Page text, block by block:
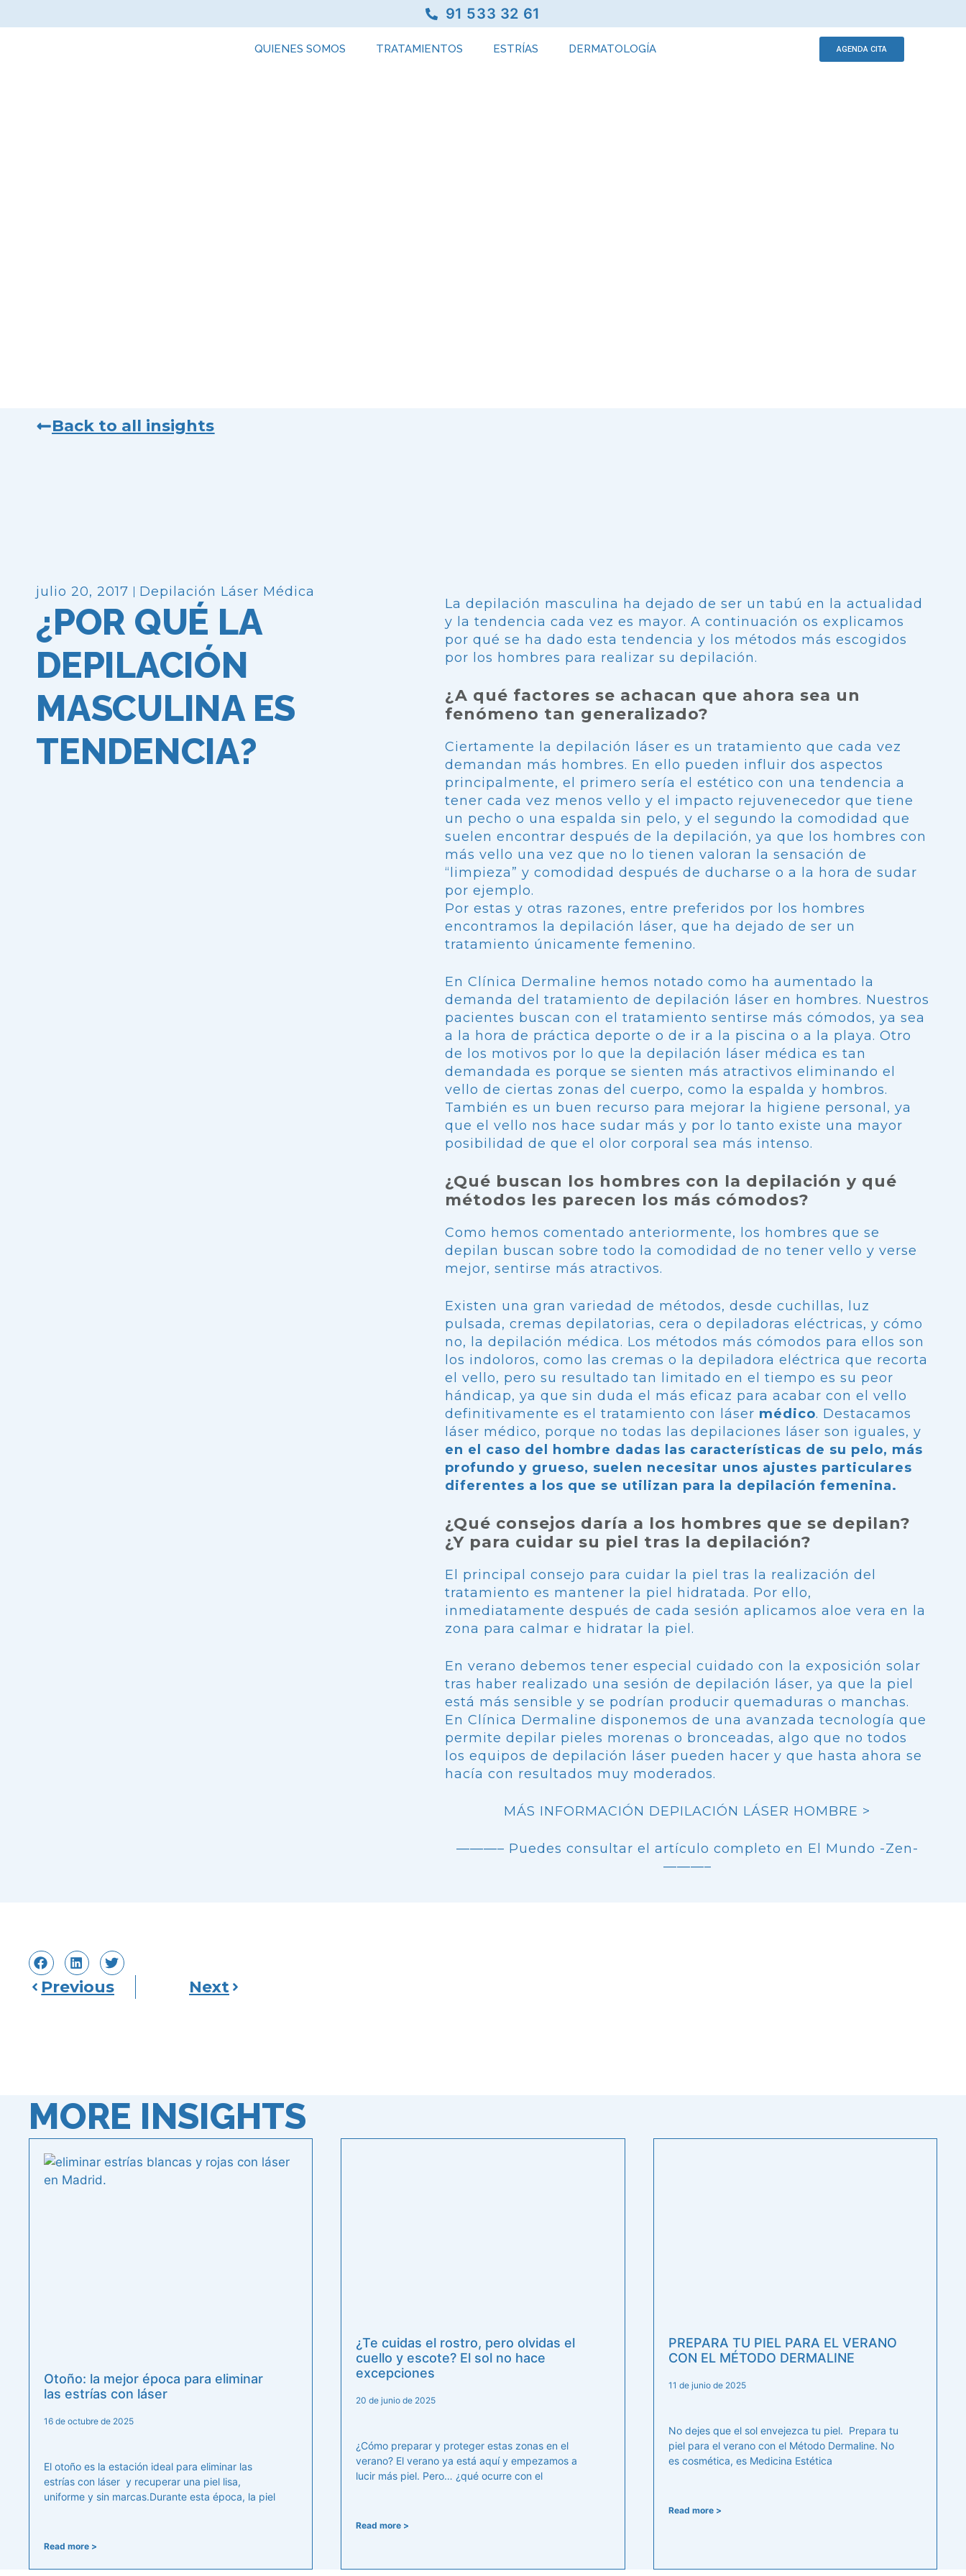
91 533 32 61
QUIENES SOMOS TRATAMIENTOS ESTRÍAS DERMATOLOGÍA AGENDA CITA
Back to all insights
julio 20, 2017 Depilación Láser Médica
¿POR QUÉ LA
DEPILACIÓN
MASCULINA ES
TENDENCIA?
La depilación masculina ha dejado de ser un tabú en la actualidad
y la tendencia cada vez es mayor. A continuación os explicamos
por qué se ha dado esta tendencia y los métodos más escogidos
por los hombres para realizar su depilación.
¿A qué factores se achacan que ahora sea un
fenómeno tan generalizado?
Ciertamente la depilación láser es un tratamiento que cada vez
demandan más hombres. En ello pueden influir dos aspectos
principalmente, el primero sería el estético con una tendencia a
tener cada vez menos vello y el impacto rejuvenecedor que tiene
un pecho o una espalda sin pelo, y el segundo la comodidad que
suelen encontrar después de la depilación, ya que los hombres con
más vello una vez que no lo tienen valoran la sensación de
“limpieza” y comodidad después de ducharse o a la hora de sudar
por ejemplo.
Por estas y otras razones, entre preferidos por los hombres
encontramos la depilación láser, que ha dejado de ser un
tratamiento únicamente femenino.
En Clínica Dermaline hemos notado como ha aumentado la
demanda del tratamiento de depilación láser en hombres. Nuestros
pacientes buscan con el tratamiento sentirse más cómodos, ya sea
a la hora de práctica deporte o de ir a la piscina o a la playa. Otro
de los motivos por lo que la depilación láser médica es tan
demandada es porque se sienten más atractivos eliminando el
vello de ciertas zonas del cuerpo, como la espalda y hombros.
También es un buen recurso para mejorar la higiene personal, ya
que el vello nos hace sudar más y por lo tanto existe una mayor
posibilidad de que el olor corporal sea más intenso.
¿Qué buscan los hombres con la depilación y qué
métodos les parecen los más cómodos?
Como hemos comentado anteriormente, los hombres que se
depilan buscan sobre todo la comodidad de no tener vello y verse
mejor, sentirse más atractivos.
Existen una gran variedad de métodos, desde cuchillas, luz
pulsada, cremas depilatorias, cera o depiladoras eléctricas, y cómo
no, la depilación médica. Los métodos más cómodos para ellos son
los indoloros, como las cremas o la depiladora eléctrica que recorta
el vello, pero su resultado tan limitado en el tiempo es su peor
hándicap, ya que sin duda el más eficaz para acabar con el vello
definitivamente es el tratamiento con láser médico. Destacamos
láser médico, porque no todas las depilaciones láser son iguales, y
en el caso del hombre dadas las características de su pelo, más
profundo y grueso, suelen necesitar unos ajustes particulares
diferentes a los que se utilizan para la depilación femenina.
¿Qué consejos daría a los hombres que se depilan?
¿Y para cuidar su piel tras la depilación?
El principal consejo para cuidar la piel tras la realización del
tratamiento es mantener la piel hidratada. Por ello,
inmediatamente después de cada sesión aplicamos aloe vera en la
zona para calmar e hidratar la piel.
En verano debemos tener especial cuidado con la exposición solar
tras haber realizado una sesión de depilación láser, ya que la piel
está más sensible y se podrían producir quemaduras o manchas.
En Clínica Dermaline disponemos de una avanzada tecnología que
permite depilar pieles morenas o bronceadas, algo que no todos
los equipos de depilación láser pueden hacer y que hasta ahora se
hacía con resultados muy moderados.
MÁS INFORMACIÓN DEPILACIÓN LÁSER HOMBRE >
———– Puedes consultar el artículo completo en El Mundo -Zen-
———–
Previous Next
MORE INSIGHTS
Otoño: la mejor época para eliminar
las estrías con láser
16 de octubre de 2025
El otoño es la estación ideal para eliminar las
estrías con láser y recuperar una piel lisa,
uniforme y sin marcas.Durante esta época, la piel
Read more >
¿Te cuidas el rostro, pero olvidas el
cuello y escote? El sol no hace
excepciones
20 de junio de 2025
¿Cómo preparar y proteger estas zonas en el
verano? El verano ya está aquí y empezamos a
lucir más piel. Pero… ¿qué ocurre con el
Read more >
PREPARA TU PIEL PARA EL VERANO
CON EL MÉTODO DERMALINE
11 de junio de 2025
No dejes que el sol envejezca tu piel. Prepara tu
piel para el verano con el Método Dermaline. No
es cosmética, es Medicina Estética
Read more >